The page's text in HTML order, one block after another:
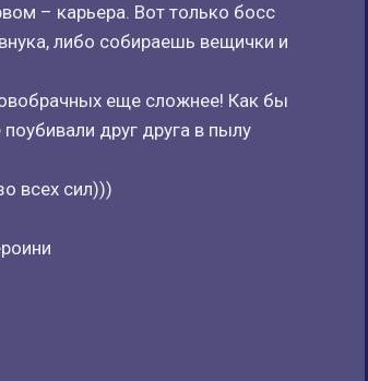
– карьера. Вот только босс
либо собираешь вещички и
еще сложнее! Как бы
друг друга в пылу
всех сил)))